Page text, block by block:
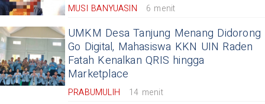
MUSI BANYUASIN 6 menit
UMKM Desa Tanjung Menang Didorong
Go Digital, Mahasiswa KKN UIN Raden
Fatah Kenalkan QRIS hingga
Marketplace
PRABUMULIH 14 menit